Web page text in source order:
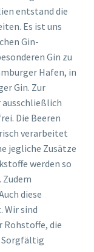
entstand die
Es ist uns
Gin-
Gin zu
Hafen, in
Gin. Zur
ausschließlich
Die Beeren
verarbeitet
jegliche Zusätze
werden so
diese
Wir sind
Rohstoffe, die
Sorgfältig